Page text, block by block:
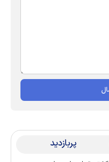
پربازدید